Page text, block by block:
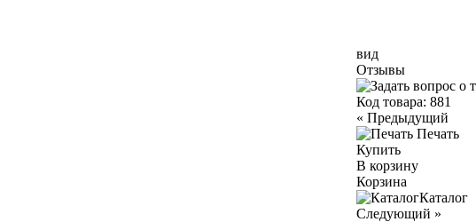
вид
Отзывы
Код товара: 881
« Предыдущий
Печать
Купить
В корзину
Корзина
Каталог
Следующий »